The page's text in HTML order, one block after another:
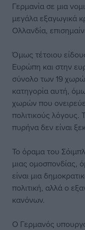
Γερμανία σε μια
μεγάλα εξαγωγικά
Ολλανδία,
Όμως τέτοιου
Ευρώπη και στην
σύνολο των 19
κατηγορία αυτή,
χωρών που
πολιτικούς λόγους.
πυρήνα δεν είναι
Το όραμα του
μιας ομοσπονδίας,
είναι μια
πολιτική, αλλά ο
κανόνων.
Ο Γερμανός